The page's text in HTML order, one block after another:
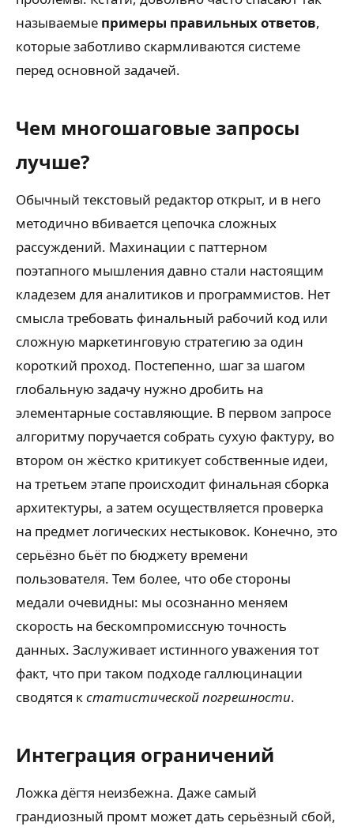
называемые примеры правильных ответов,
которые заботливо скармливаются системе
перед основной задачей.
Чем многошаговые запросы
лучше?
Обычный текстовый редактор открыт, и в него
методично вбивается цепочка сложных
рассуждений. Махинации с паттерном
поэтапного мышления давно стали настоящим
кладезем для аналитиков и программистов. Нет
смысла требовать финальный рабочий код или
сложную маркетинговую стратегию за один
короткий проход. Постепенно, шаг за шагом
глобальную задачу нужно дробить на
элементарные составляющие. В первом запросе
алгоритму поручается собрать сухую фактуру, во
втором он жёстко критикует собственные идеи,
на третьем этапе происходит финальная сборка
архитектуры, а затем осуществляется проверка
на предмет логических нестыковок. Конечно, это
серьёзно бьёт по бюджету времени
пользователя. Тем более, что обе стороны
медали очевидны: мы осознанно меняем
скорость на бескомпромиссную точность
данных. Заслуживает истинного уважения тот
факт, что при таком подходе галлюцинации
сводятся кстатистической погрешности.
Интеграция ограничений
Ложка дёгтя неизбежна. Даже самый
грандиозный промт может дать серьёзный сбой,